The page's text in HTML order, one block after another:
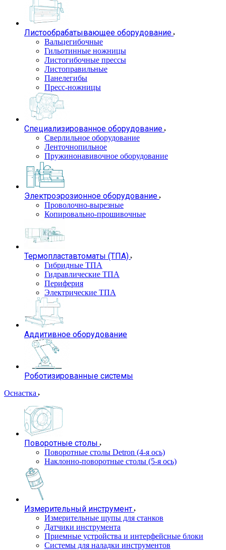
Листообрабатывающее оборудование
Вальцегибочные
Гильотинные ножницы
Листогибочные прессы
Листоправильные
Панелегибы
Пресс-ножницы
Специализированное оборудование
Сверлильное оборудование
Ленточнопильное
Пружинонавивочное оборудование
Электроэрозионное оборудование
Проволочно-вырезные
Копировально-прошивочные
Термопластавтоматы (ТПА)
Гибридные ТПА
Гидравлические ТПА
Периферия
Электрические ТПА
Аддитивное оборудование
Роботизированные системы
Оснастка
Поворотные столы
Поворотные столы Detron (4-я ось)
Наклонно-поворотные столы (5-я ось)
Измерительный инструмент
Измерительные щупы для станков
Датчики инструмента
Приемные устройства и интерфейсные блоки
Системы для наладки инструментов